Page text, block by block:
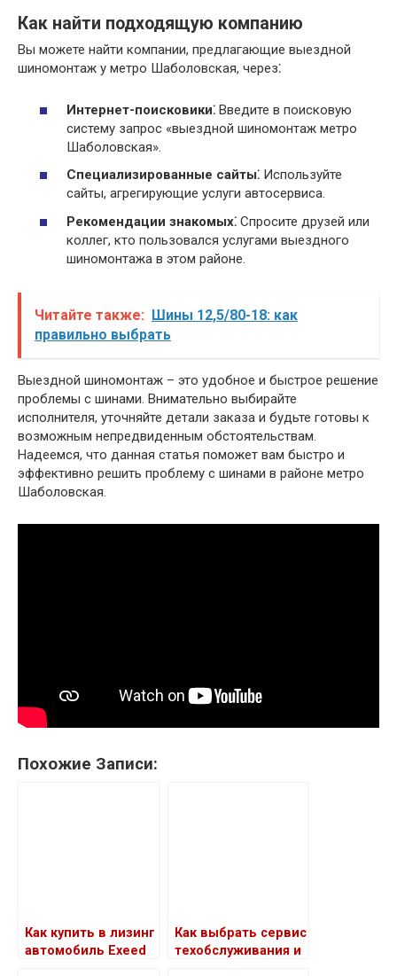
Как найти подходящую компанию
Вы можете найти компании, предлагающие выездной
шиномонтаж у метро Шаболовская, через⁚
Интернет-поисковики⁚ Введите в поисковую
систему запрос «выездной шиномонтаж метро
Шаболовская».
Специализированные сайты⁚ Используйте
сайты, агрегирующие услуги автосервиса.
Рекомендации знакомых⁚ Спросите друзей или
коллег, кто пользовался услугами выездного
шиномонтажа в этом районе.
Читайте также: Шины 12,5/80-18: как
правильно выбрать
Выездной шиномонтаж – это удобное и быстрое решение
проблемы с шинами. Внимательно выбирайте
исполнителя, уточняйте детали заказа и будьте готовы к
возможным непредвиденным обстоятельствам.
Надеемся, что данная статья поможет вам быстро и
эффективно решить проблему с шинами в районе метро
Шаболовская.
Похожие Записи:
Как купить в лизинг
автомобиль Exeed
Как выбрать сервис
техобслуживания и